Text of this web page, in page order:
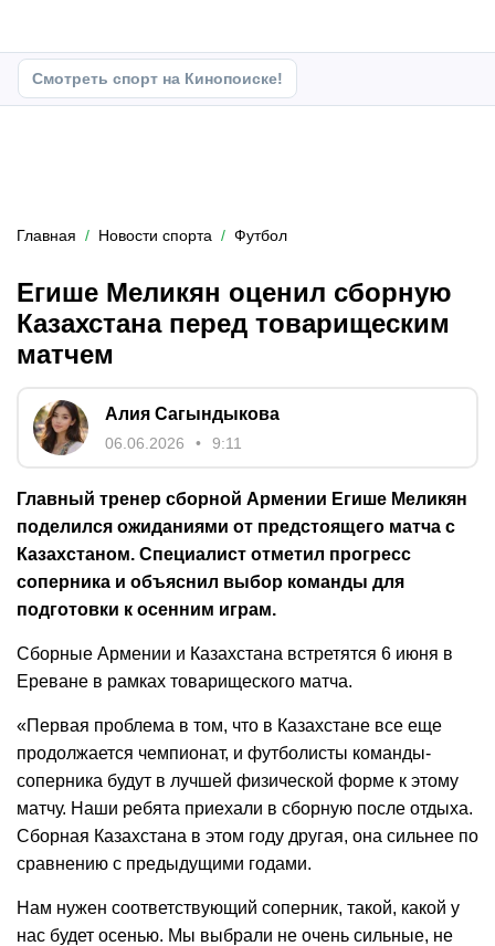
Смотреть спорт на Кинопоиске!
Главная Новости спорта Футбол
Егише Меликян оценил сборную
Казахстана перед товарищеским
матчем
Алия Сагындыкова
06.06.2026 9:11
Главный тренер сборной Армении Егише Меликян
поделился ожиданиями от предстоящего матча с
Казахстаном. Специалист отметил прогресс
соперника и объяснил выбор команды для
подготовки к осенним играм.
Сборные Армении и Казахстана встретятся 6 июня в
Ереване в рамках товарищеского матча.
«Первая проблема в том, что в Казахстане все еще
продолжается чемпионат, и футболисты команды-
соперника будут в лучшей физической форме к этому
матчу. Наши ребята приехали в сборную после отдыха.
Сборная Казахстана в этом году другая, она сильнее по
сравнению с предыдущими годами.
Нам нужен соответствующий соперник, такой, какой у
нас будет осенью. Мы выбрали не очень сильные, не